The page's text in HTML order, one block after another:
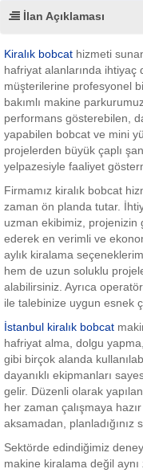
İlan Açıklaması
Kiralık bobcat hizmeti
hafriyat alanlarında
müşterilerine profesyonel
bakımlı makine
performans gösterebilen,
yapabilen bobcat ve mini
projelerden büyük çaplı
yelpazesiyle faaliyet
Firmamız kiralık bobcat
zaman ön planda tutar.
uzman ekibimiz, projenizin
ederek en verimli ve
aylık kiralama
hem de uzun soluklu
alabilirsiniz. Ayrıca
ile talebinize uygun esnek
İstanbul kiralık bobcat
hafriyat alma, dolgu
gibi birçok alanda
dayanıklı ekipmanları
gelir. Düzenli olarak
her zaman çalışmaya
aksamadan, planladığınız
Sektörde edindiğimiz
makine kiralama değil